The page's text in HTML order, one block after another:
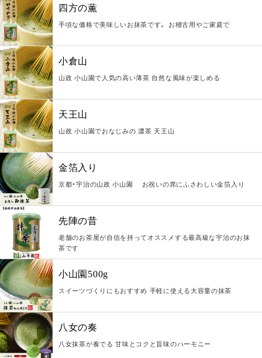
四方の薫
手頃な価格で美味しいお抹茶です。 お稽古用やご家庭で
小倉山
山政 小山園で人気の高い薄茶 自然な風味が楽しめる
天王山
山政 小山園でおなじみの 濃茶 天王山
金箔入り
京都・宇治の山政 小山園 お祝いの席にふさわしい金箔入り
先陣の昔
老舗のお茶屋が自信を持ってオススメする最高級な宇治のお抹
茶です
小山園500g
スイーツづくりにもおすすめ 手軽に使える大容量の抹茶
八女の奏
八女抹茶が奏でる 甘味とコクと旨味のハーモニー